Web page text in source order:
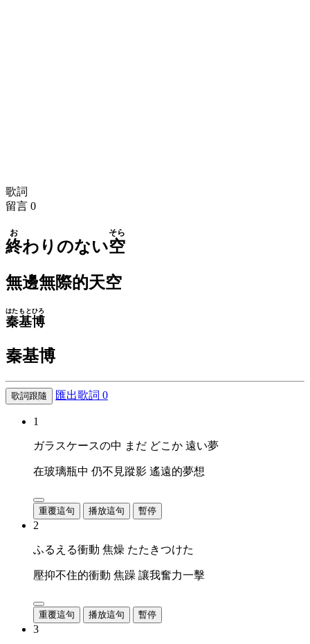
歌詞
留言 0
終
お
わりのない空
そら
無邊無際的天空
秦
はた
基博
もとひろ
秦基博
歌詞跟隨 匯出歌詞 0
1
ガラスケースの中 まだ どこか 遠い夢
在玻璃瓶中 仍不見蹤影 遙遠的夢想
重覆這句 播放這句 暫停
2
ふるえる衝動 焦燥 たたきつけた
壓抑不住的衝動 焦躁 讓我奮力一擊
重覆這句 播放這句 暫停
3